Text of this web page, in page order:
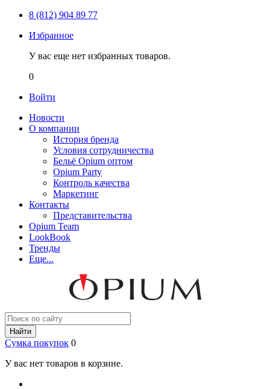
8 (812) 904 89 77
Избранное
У вас еще нет избранных товаров.
0
Войти
Новости
О компании
История бренда
Условия сотрудничества
Бельё Opium оптом
Opium Party
Контроль качества
Маркетинг
Контакты
Представительства
Opium Team
LookBook
Тренды
Еще...
Найти
Сумка покупок 0
У вас нет товаров в корзине.